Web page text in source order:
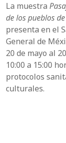
La muestra
de los pueblos
presenta en el
General de
20 de mayo al
10:00 a 15:00
protocolos
culturales.